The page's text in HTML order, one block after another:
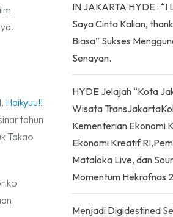
Haikyuu!!
tahun
Takao
IN JAKARTA HYDE : “I
Saya Cinta Kalian,
Biasa” Sukses
Senayan.
HYDE Jelajah “Kota
Wisata
Kementerian Ekonomi
Ekonomi Kreatif
Mataloka Live, dan
Momentum Hekrafnas
Menjadi Digidestined